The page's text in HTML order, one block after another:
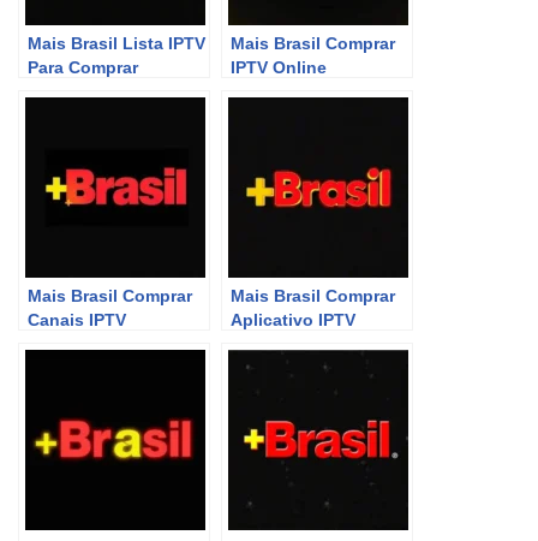
Mais Brasil Lista IPTV
Para Comprar
Mais Brasil Comprar
IPTV Online
Mais Brasil Comprar
Canais IPTV
Mais Brasil Comprar
Aplicativo IPTV